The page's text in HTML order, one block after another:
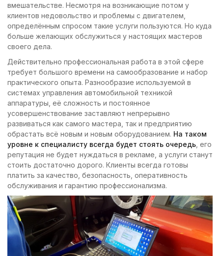
вмешательстве. Несмотря на возникающие потом у
клиентов недовольство и проблемы с двигателем,
определённым спросом такие услуги пользуются. Но куда
больше желающих обслужиться у настоящих мастеров
своего дела.
Действительно профессиональная работа в этой сфере
требует большого времени на самообразование и набор
практического опыта. Разнообразие используемой в
системах управления автомобильной техникой
аппаратуры, её сложность и постоянное
усовершенствование заставляют непрерывно
развиваться как самого мастера, так и предприятию
обрастать всё новым и новым оборудованием. На таком
уровне к специалисту всегда будет стоять очередь , его
репутация не будет нуждаться в рекламе, а услуги станут
стоить достаточно дорого. Клиенты всегда готовы
платить за качество, безопасность, оперативность
обслуживания и гарантию профессионализма.